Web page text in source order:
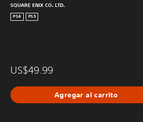
SQUARE ENIX CO. LTD.
PS4 PS5
US$49.99
Agregar al carrito